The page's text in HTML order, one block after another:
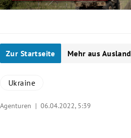
Zur Startseite Mehr aus Ausland
Ukraine
Agenturen | 06.04.2022, 5:39